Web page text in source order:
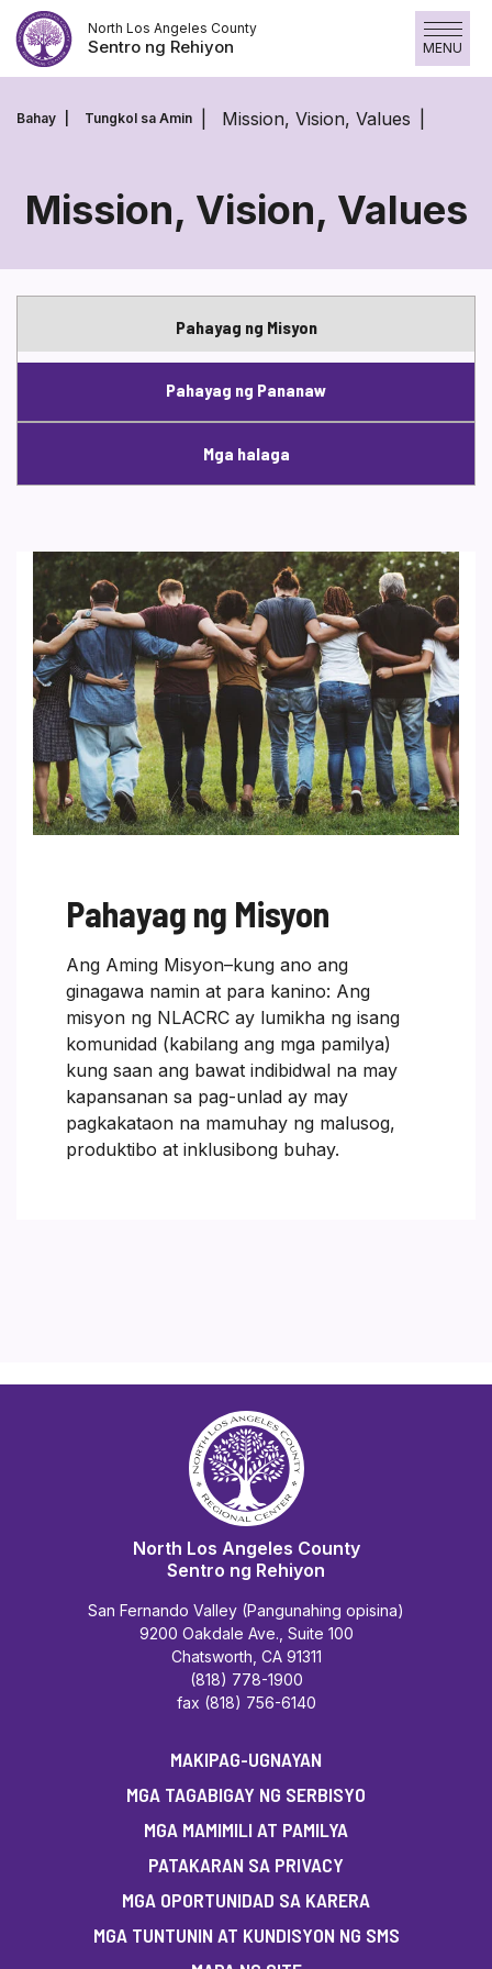
Laktawan
ang
nilalaman
North Los Angeles County
Sentro ng Rehiyon MENU
Bahay Tungkol sa Amin Mission, Vision, Values
Mission, Vision, Values
Mission,
Vision,
Values
Pahayag ng Misyon
Pahayag ng Pananaw
Mga halaga
Pahayag ng Misyon
Ang Aming Misyon–kung ano ang
ginagawa namin at para kanino: Ang
misyon ng NLACRC ay lumikha ng isang
komunidad (kabilang ang mga pamilya)
kung saan ang bawat indibidwal na may
kapansanan sa pag-unlad ay may
pagkakataon na mamuhay ng malusog,
produktibo at inklusibong buhay.
North Los Angeles County
Sentro ng Rehiyon
San Fernando Valley (Pangunahing opisina)
9200 Oakdale Ave., Suite 100
Chatsworth, CA 91311
(818) 778-1900
fax (818) 756-6140
MAKIPAG-UGNAYAN
MGA TAGABIGAY NG SERBISYO
MGA MAMIMILI AT PAMILYA
PATAKARAN SA PRIVACY
MGA OPORTUNIDAD SA KARERA
MGA TUNTUNIN AT KUNDISYON NG SMS